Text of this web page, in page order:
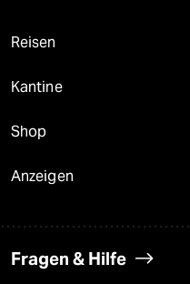
Reisen
Kantine
Shop
Anzeigen
Fragen & Hilfe